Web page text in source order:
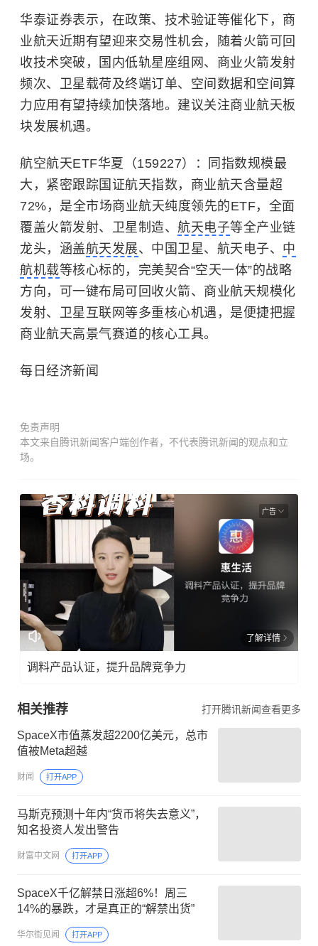
华泰证券表示，在政策、技术验证等催化下，商
业航天近期有望迎来交易性机会，随着火箭可回
收技术突破，国内低轨星座组网、商业火箭发射
频次、卫星载荷及终端订单、空间数据和空间算
力应用有望持续加快落地。建议关注商业航天板
块发展机遇。
航空航天ETF华夏（159227）：同指数规模最
大，紧密跟踪国证航天指数，商业航天含量超
72%，是全市场商业航天纯度领先的ETF，全面
覆盖火箭发射、卫星制造、 航天电子等全产业链
龙头，涵盖航天发展、中国卫星、航天电子、 中
航机载等核心标的，完美契合“空天一体”的战略
方向，可一键布局可回收火箭、商业航天规模化
发射、卫星互联网等多重核心机遇，是便捷把握
商业航天高景气赛道的核心工具。
每日经济新闻
免责声明
本文来自腾讯新闻客户端创作者，不代表腾讯新闻的观点和立
场。
广告
了解详情
调料产品认证，提升品牌竞争力
相关推荐 打开腾讯新闻查看更多
SpaceX市值蒸发超2200亿美元，总市
值被Meta超越
财闻 打开APP
马斯克预测十年内“货币将失去意义”，
知名投资人发出警告
财富中文网 打开APP
SpaceX千亿解禁日涨超6%！周三
14%的暴跌，才是真正的“解禁出货”
华尔街见闻 打开APP